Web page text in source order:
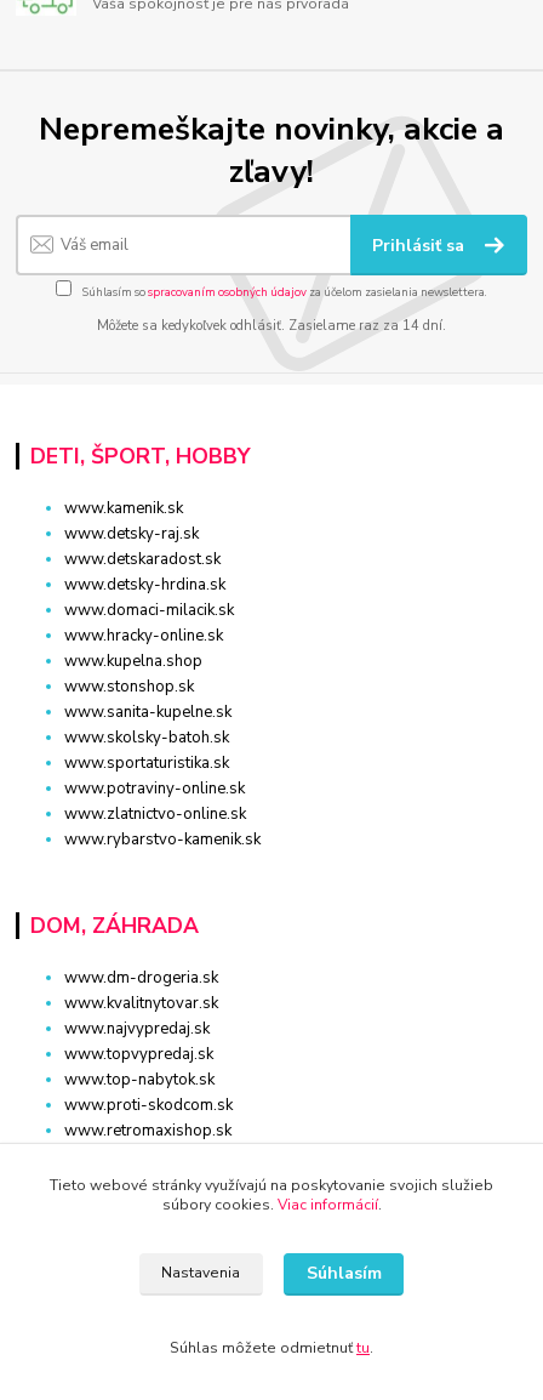
Nepremeškajte novinky, akcie a
zľavy!
Prihlásiť sa
Súhlasím sospracovaním osobných údajov za účelom zasielania newslettera.
Môžete sa kedykoľvek odhlásiť. Zasielame raz za 14 dní.
DETI, ŠPORT, HOBBY
www.kamenik.sk
www.detsky-raj.sk
www.detskaradost.sk
www.detsky-hrdina.sk
www.domaci-milacik.sk
www.hracky-online.sk
www.kupelna.shop
www.stonshop.sk
www.sanita-kupelne.sk
www.skolsky-batoh.sk
www.sportaturistika.sk
www.potraviny-online.sk
www.zlatnictvo-online.sk
www.rybarstvo-kamenik.sk
DOM, ZÁHRADA
www.dm-drogeria.sk
www.kvalitnytovar.sk
www.najvypredaj.sk
www.topvypredaj.sk
www.top-nabytok.sk
www.proti-skodcom.sk
www.retromaxishop.sk
www.spotrebice-domace.sk
www.osvetlenie-svietidla.eu
Tieto webové stránky využívajú na poskytovanie svojich služieb
súbory cookies. Viac informácií.
Nastavenia Súhlasím
Súhlas môžete odmietnuťtu.